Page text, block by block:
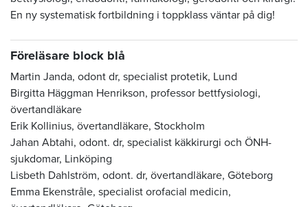
En ny systematisk fortbildning i toppklass väntar på dig!
Föreläsare block blå
Martin Janda, odont dr, specialist protetik, Lund
Birgitta Häggman Henrikson, professor bettfysiologi,
övertandläkare
Erik Kollinius, övertandläkare, Stockholm
Jahan Abtahi, odont. dr, specialist käkkirurgi och ÖNH-
sjukdomar, Linköping
Lisbeth Dahlström, odont. dr, övertandläkare, Göteborg
Emma Ekenstråle, specialist orofacial medicin,